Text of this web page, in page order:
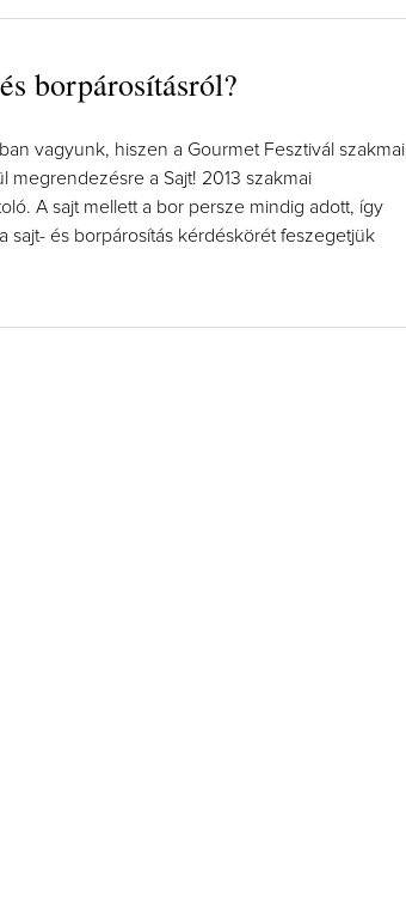
borpárosításról?
vagyunk, hiszen a Gourmet Fesztivál szakmai
megrendezésre a Sajt! 2013 szakmai
A sajt mellett a bor persze mindig adott, így
sajt- és borpárosítás kérdéskörét feszegetjük